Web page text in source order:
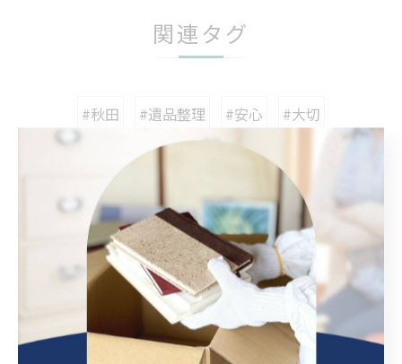
関連タグ
#秋田 #遺品整理 #安心 #大切
カテゴリー Categories
全てのカテゴリー
ゴミ屋敷
特殊清掃
生前整理